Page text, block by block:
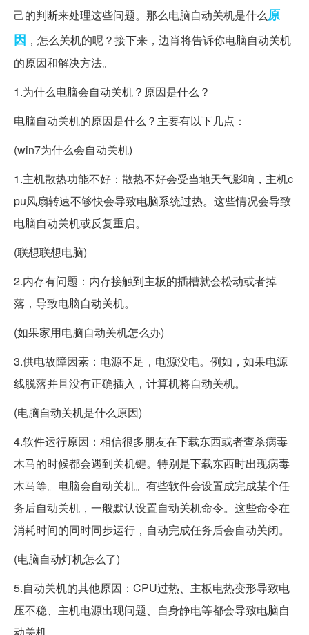
己的判断来处理这些问题。那么电脑自动关机是什么原
因 ，怎么关机的呢？接下来，边肖将告诉你电脑自动关机
的原因和解决方法。
1.为什么电脑会自动关机？原因是什么？
电脑自动关机的原因是什么？主要有以下几点：
(win7为什么会自动关机)
1.主机散热功能不好：散热不好会受当地天气影响，主机c
pu风扇转速不够快会导致电脑系统过热。这些情况会导致
电脑自动关机或反复重启。
(联想联想电脑)
2.内存有问题：内存接触到主板的插槽就会松动或者掉
落，导致电脑自动关机。
(如果家用电脑自动关机怎么办)
3.供电故障因素：电源不足，电源没电。例如，如果电源
线脱落并且没有正确插入，计算机将自动关机。
(电脑自动关机是什么原因)
4.软件运行原因：相信很多朋友在下载东西或者查杀病毒
木马的时候都会遇到关机键。特别是下载东西时出现病毒
木马等。电脑会自动关机。有些软件会设置成完成某个任
务后自动关机，一般默认设置自动关机命令。这些命令在
消耗时间的同时同步运行，自动完成任务后会自动关闭。
(电脑自动灯机怎么了)
5.自动关机的其他原因：CPU过热、主板电热变形导致电
压不稳、主机电源出现问题、自身静电等都会导致电脑自